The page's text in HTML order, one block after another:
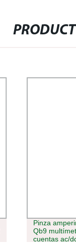
Pinza
Qb9
cuentas ac/